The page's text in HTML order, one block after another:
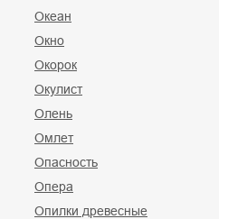
Океан
Окно
Окорок
Окулист
Олень
Омлет
Опасность
Опера
Опилки древесные